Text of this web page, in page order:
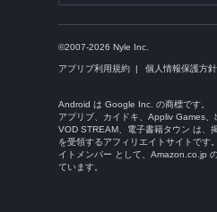
©2007-2026 Nyle Inc.
アプリブ利用規約 個人情報保護方針
Android は Google Inc. の商標です。
アプリブ、カイドキ、Appliv Games、
VOD STREAM、電子書籍タウン は、
を受領するアフィリエイトサイトです
イトメンバー として、Amazon.co.jp
ています。